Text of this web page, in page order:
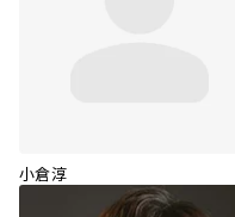
小倉淳